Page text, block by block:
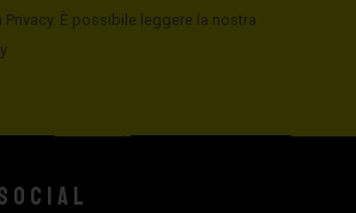
È possibile leggere la nostra